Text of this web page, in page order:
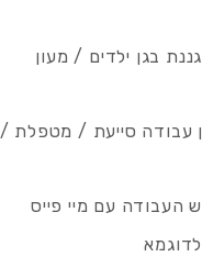
בגן ילדים / מעון
עבודה סייעת / מטפלת /
העבודה עם מיי פייס